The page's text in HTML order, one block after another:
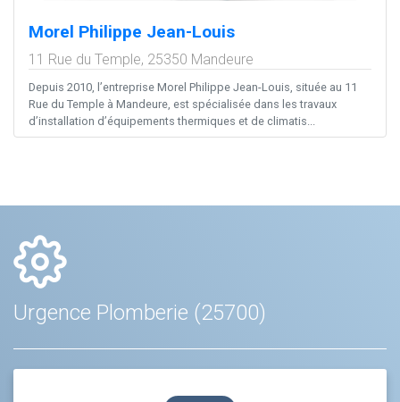
Morel Philippe Jean-Louis
11 Rue du Temple, 25350 Mandeure
Depuis 2010, l’entreprise Morel Philippe Jean-Louis, située au 11
Rue du Temple à Mandeure, est spécialisée dans les travaux
d’installation d’équipements thermiques et de climatis...
Urgence Plomberie (25700)